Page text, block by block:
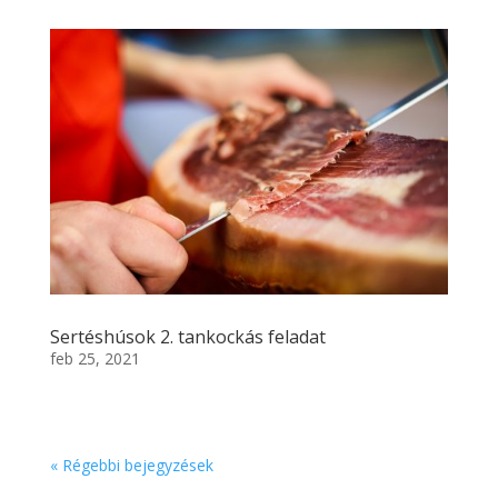
Sertéshúsok 2. tankockás feladat
feb 25, 2021
« Régebbi bejegyzések